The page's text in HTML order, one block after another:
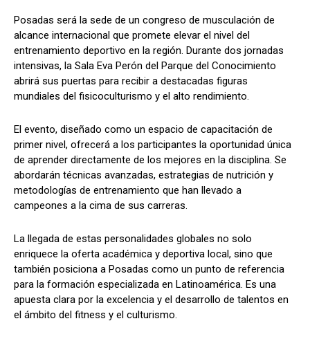
Posadas será la sede de un congreso de musculación de
alcance internacional que promete elevar el nivel del
entrenamiento deportivo en la región. Durante dos jornadas
intensivas, la Sala Eva Perón del Parque del Conocimiento
abrirá sus puertas para recibir a destacadas figuras
mundiales del fisicoculturismo y el alto rendimiento.
El evento, diseñado como un espacio de capacitación de
primer nivel, ofrecerá a los participantes la oportunidad única
de aprender directamente de los mejores en la disciplina. Se
abordarán técnicas avanzadas, estrategias de nutrición y
metodologías de entrenamiento que han llevado a
campeones a la cima de sus carreras.
La llegada de estas personalidades globales no solo
enriquece la oferta académica y deportiva local, sino que
también posiciona a Posadas como un punto de referencia
para la formación especializada en Latinoamérica. Es una
apuesta clara por la excelencia y el desarrollo de talentos en
el ámbito del fitness y el culturismo.